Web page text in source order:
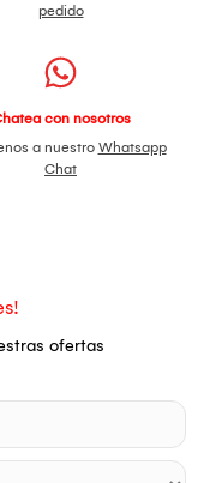
pedido
con nosotros
a nuestro Whatsapp
Chat
ofertas